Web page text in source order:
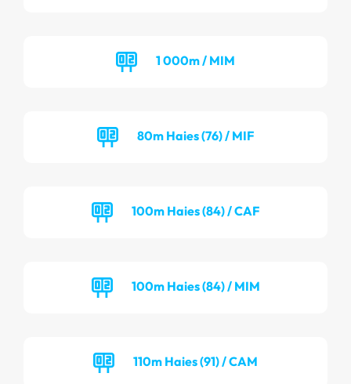
1 000m / MIM
80m Haies (76) / MIF
100m Haies (84) / CAF
100m Haies (84) / MIM
110m Haies (91) / CAM